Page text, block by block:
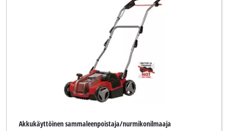
Akkukäyttöinen sammaleenpoistaja/nurmikonilmaaja